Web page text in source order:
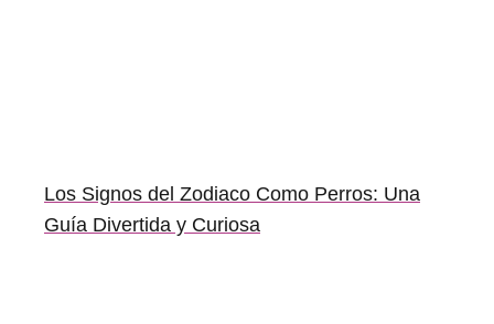
Los Signos del Zodiaco Como Perros: Una
Guía Divertida y Curiosa